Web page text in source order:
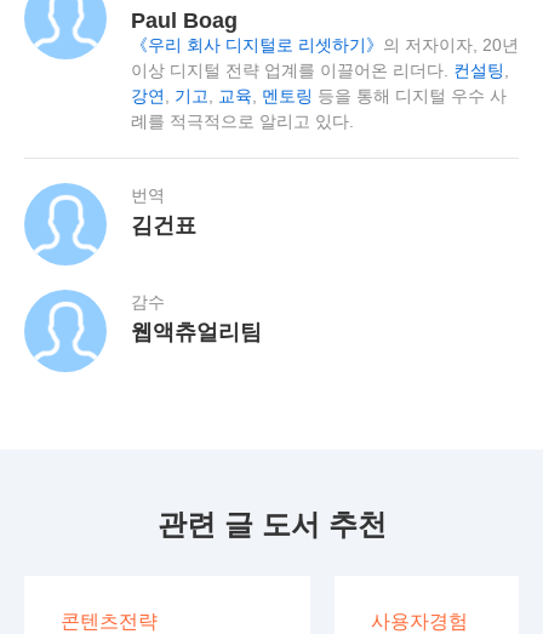
Paul Boag
《우리 회사 디지털로 리셋하기》 의 저자이자, 20년
이상 디지털 전략 업계를 이끌어온 리더다. 컨설팅
강연
기고 교육 멘토링 등을 통해 디지털 우수 사
례를 적극적으로 알리고 있다.
번역
김건표
감수
웹액츄얼리팀
관련 글 도서 추천
콘텐츠전략 사용자경험